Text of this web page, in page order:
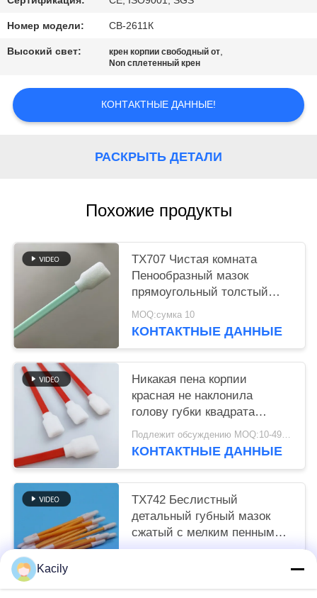
КАРТА
САЙТА
POLICY
Номер модели: СВ-2611К
Высокий свет: крен корпии свободный от,
Non сплетенный крен
КОНТАКТНЫЕ ДАННЫЕ!
РАСКРЫТЬ ДЕТАЛИ
Похожие продукты
TX707 Чистая комната
Пенообразный мазок
прямоугольный толстый
губчатый наконечник
принтер Чистая
MOQ:сумка 10
КОНТАКТНЫЕ ДАННЫЕ
Никакая пена корпии
красная не наклонила
голову губки квадрата
прямоугольника пробирок
Подлежит обсуждению MOQ:10-4999 сумки
КОНТАКТНЫЕ ДАННЫЕ
TX742 Беслистный
детальный губный мазок
сжатый с мелким пенным
наконечником чистой
Kacily